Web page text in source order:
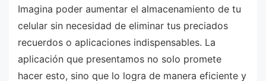
Imagina poder aumentar el almacenamiento de tu
celular sin necesidad de eliminar tus preciados
recuerdos o aplicaciones indispensables. La
aplicación que presentamos no solo promete
hacer esto, sino que lo logra de manera eficiente y